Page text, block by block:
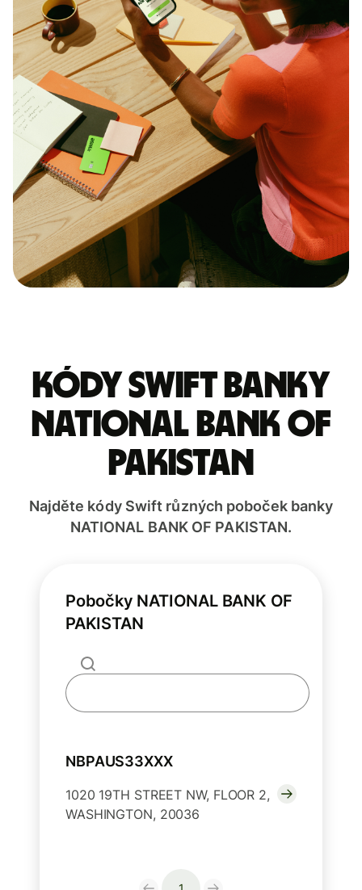
Kódy Swift banky
NATIONAL BANK OF
PAKISTAN
Najděte kódy Swift různých poboček banky
NATIONAL BANK OF PAKISTAN.
Pobočky NATIONAL BANK OF
PAKISTAN
NBPAUS33XXX
1020 19TH STREET NW, FLOOR 2,
WASHINGTON, 20036